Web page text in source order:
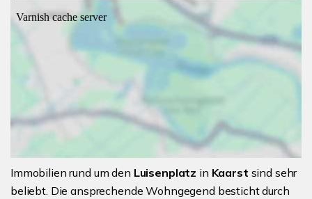
Immobilien rund um den Luisenplatz in Kaarst sind sehr
beliebt. Die ansprechende Wohngegend besticht durch